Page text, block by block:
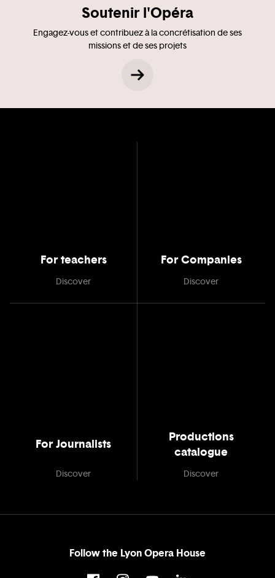
Soutenir l'Opéra
Engagez-vous et contribuez à la concrétisation de ses
missions et de ses projets
For teachers
Discover
For Companies
Discover
For Journalists
Discover
Productions
catalogue
Discover
Follow the Lyon Opera House